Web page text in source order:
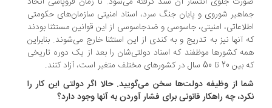
شوروی و پایان جنگ سرد، اسناد امنیتی سازمان‌های حکومتی
امنیتی، جاسوسی و ضدجاسوسی از این قوانین مستثنا بودند
آنها نیز به تدریج و به کندی از این استثنا خارج می‌شوند. بنابراین
کشورها موظفند که اسناد دولتی‌شان را بعد از یک دوره تاریخی
در کشورهای مختلف متغیر است، آزاد کنند.
از وظیفه دولت‌ها سخن می‌گویید. حالا اگر دولتی این کار را
چه راهکار قانونی برای فشار آوردن به آنها وجود دارد؟